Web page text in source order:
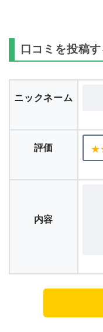
口コミを投稿す
ニックネーム
評価
内容